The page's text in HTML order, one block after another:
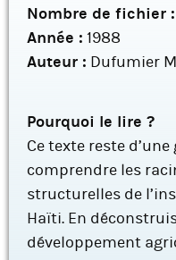
Nombre de fichier :
Année : 1988
Auteur : Dufumier
Pourquoi le lire ?
Ce texte reste
comprendre les
structurelles de
Haïti. En
développement